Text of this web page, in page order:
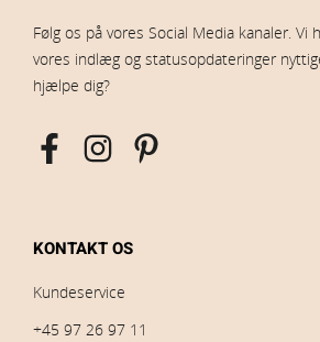
Følg os på vores Social Media kanaler. Vi
vores indlæg og statusopdateringer
hjælpe dig?
KONTAKT OS
Kundeservice
+45 97 26 97 11